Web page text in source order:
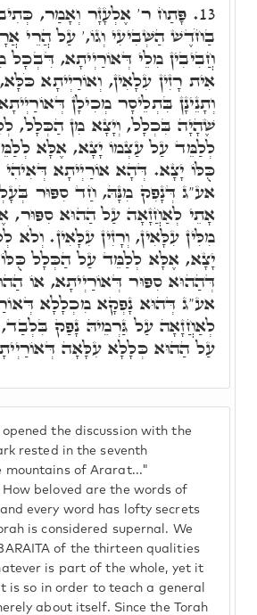
the discussion with the
rested in the seventh
mountains of Ararat..."
beloved are the words of
and every word has lofty secrets
is considered supernal. We
of the thirteen qualities
is part of the whole, yet it
is so in order to teach a general
about itself. Since the Torah
13. פָּתַח ר' אֶלְעָזָר וְאָמַר,
בַחֹדֶשׁ הַשְּׁבִיעִי וְגוֹ,' עַל הֲרֵי
חֲבִיבִין מִלֵי דְּאוֹרַיְיתָא, דִּבְכָל
אִית רָזִין עִלָאִין, וְאוֹרַיְיתָא
וְתָנֵינָן בִּתְלֵיסָר מְכִילָן
שֶׁהָיָה בִּכְלָל, וְיָצָא מִן הַכְּלָל,
לְלַמֵּד עַל עַצְמוֹ יָצָא, אֶלָּא
כֻּלּוֹ יָצָא. דְּהָא אוֹרַיְיתָא
אע"ג דְּנָפִק מִנָּהּ, חַד סִפּוּר
אָתֵי לְאַחֲזָאָה עַל הַהוּא סִפּוּר,
מִלִּין עִלָּאִין, וְרָזִין עִלָּאִין.
יָצָא, אֶלָּא לְלַמֵּד עַל הַכְּלָל כֻּלּוֹ
דְּהַהוּא סִפּוּר דְּאוֹרַיְיתָא, אוֹ
אע"ג דְּהוּא נָפְקָא מִכְלָלָא
לְאַחֲזָאָה עַל גַּרְמֵיהּ נָפַק
עַל הַהוּא כְּלָלָא עִלָּאָה